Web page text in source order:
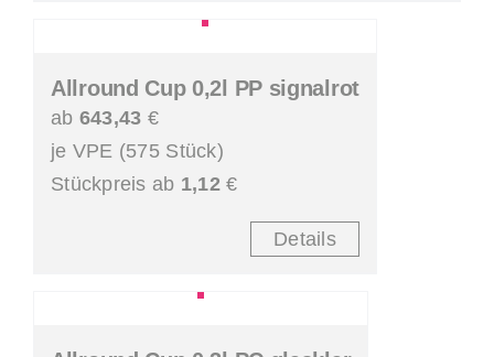
Allround Cup 0,2l PP signalrot
ab 643,43 €
je VPE (575 Stück)
Stückpreis ab 1,12€
Details